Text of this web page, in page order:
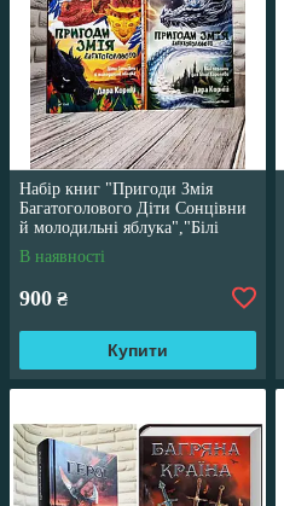
Набір книг "Пригоди Змія
Багатоголового Діти Сонцівни
й молодильні яблука","Білі
перлини для Білої Королеви"
В наявності
900 ₴
Купити